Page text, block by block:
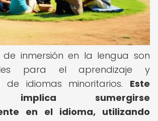
de inmersión en la lengua son
para el aprendizaje y
de idiomas minoritarios. Este
implica sumergirse
en el idioma, utilizando